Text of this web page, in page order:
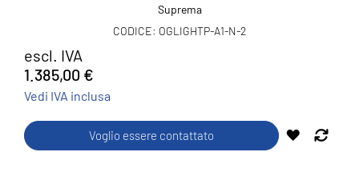
Suprema
OGLIGHTP-A1-N-2
escl. IVA
1.385,00 €
Vedi IVA inclusa
AGGIUNGI
Voglio essere contattato